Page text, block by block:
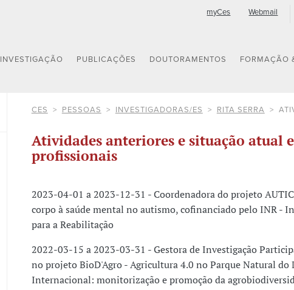
myCes Webmail
INVESTIGAÇÃO PUBLICAÇÕES DOUTORAMENTOS FORMAÇÃO
CES PESSOAS INVESTIGADORAS/ES RITA SERRA
Atividades anteriores e situação atual
profissionais
2023-04-01 a 2023-12-31 - Coordenadora do projeto
corpo à saúde mental no autismo, cofinanciado pelo INR -
para a Reabilitação
2022-03-15 a 2023-03-31 - Gestora de Investigação
no projeto BioD'Agro - Agricultura 4.0 no Parque Natural do
Internacional: monitorização e promoção da